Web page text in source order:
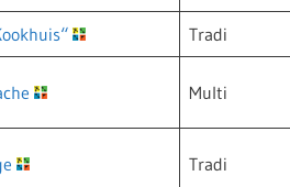
Tradi
Multi
Tradi